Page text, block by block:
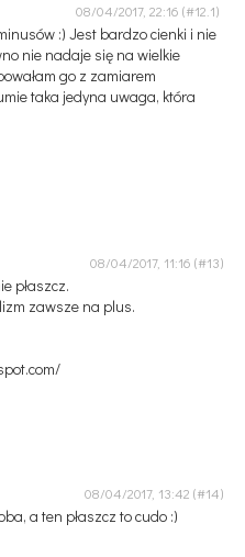
08/04/2017, 22:16
:) Jest bardzo cienki i nie
nie nadaje się na wielkie
go z zamiarem
taka jedyna uwaga, która
08/04/2017, 11:16
płaszcz.
zawsze na plus.
08/04/2017, 13:42
a ten płaszcz to cudo :)